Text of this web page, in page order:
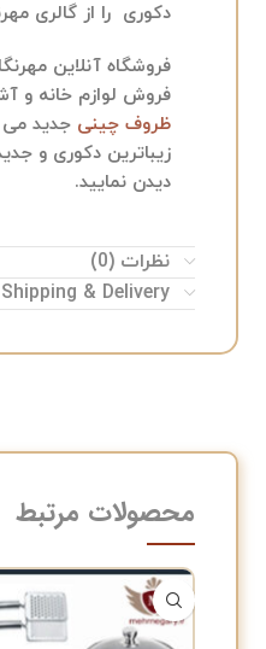
دکوری را از گالری
فروشگاه آنلاین
فروش لوازم خانه و
ظروف چینی جدید می
زیباترین دکوری و
دیدن نمایید.
نظرات (0)
Shipping & Delivery
محصولات مرتبط